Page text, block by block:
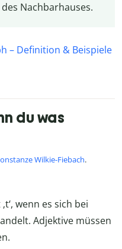
Nachbarhauses.
– Definition & Beispiele
du was
Wilkie-Fiebach.
wenn es sich bei
Adjektive müssen